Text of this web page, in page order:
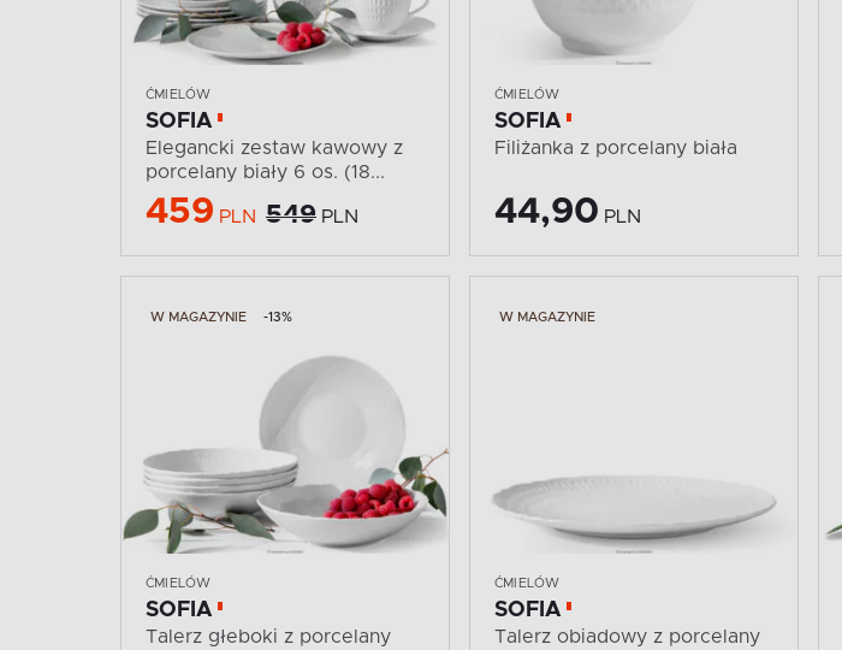
ĆMIELÓW
SOFIA
Elegancki zestaw kawowy z
porcelany biały 6 os. (18...
459 PLN 549 PLN
ĆMIELÓW
SOFIA
Filiżanka z porcelany biała
44,90 PLN
W MAGAZYNIE -13%
ĆMIELÓW
SOFIA
Talerz głeboki z porcelany
W MAGAZYNIE
ĆMIELÓW
SOFIA
Talerz obiadowy z porcelany